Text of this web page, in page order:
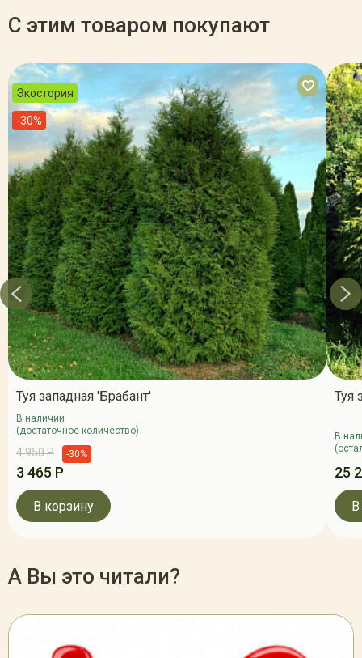
С этим товаром покупают
Экостория
-30%
Туя западная 'Брабант'
В наличии
(достаточное количество)
4 950 Р -30%
3 465 Р
В корзину
Туя
В
25
А Вы это читали?